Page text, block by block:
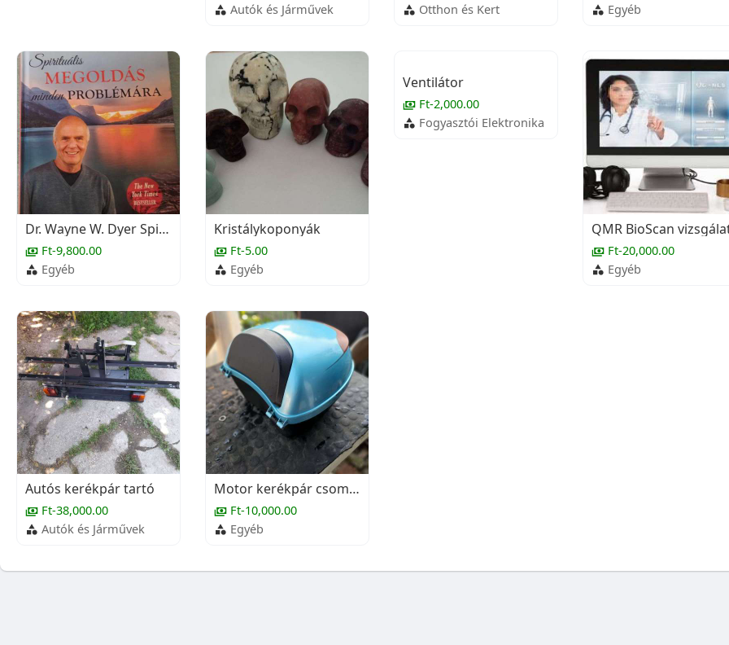
Autók és Járművek
Otthon és Kert
Egyéb
Dr. Wayne W. Dyer Spirituális megoldás minden problémára ÚJ
Ft-9,800.00
Egyéb
Kristálykoponyák
Ft-5.00
Egyéb
Ventilátor
Ft-2,000.00
Fogyasztói Elektronika
QMR BioScan
Ft-20,000.00
Egyéb
Autós kerékpár tartó
Ft-38,000.00
Autók és Járművek
Motor kerékpár csomag tartó
Ft-10,000.00
Egyéb